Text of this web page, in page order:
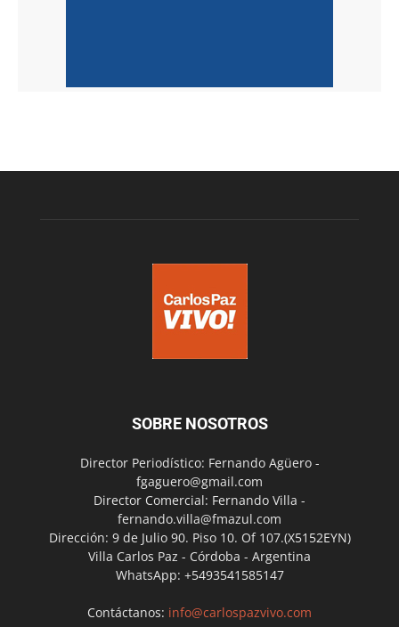
SOBRE NOSOTROS
Director Periodístico: Fernando Agüero -
fgaguero@gmail.com
Director Comercial: Fernando Villa -
fernando.villa@fmazul.com
Dirección: 9 de Julio 90. Piso 10. Of 107.(X5152EYN)
Villa Carlos Paz - Córdoba - Argentina
WhatsApp: +5493541585147
Contáctanos: info@carlospazvivo.com